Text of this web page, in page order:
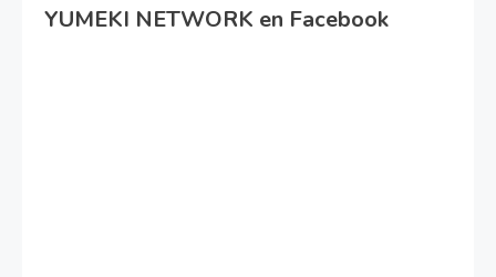
YUMEKI NETWORK en Facebook